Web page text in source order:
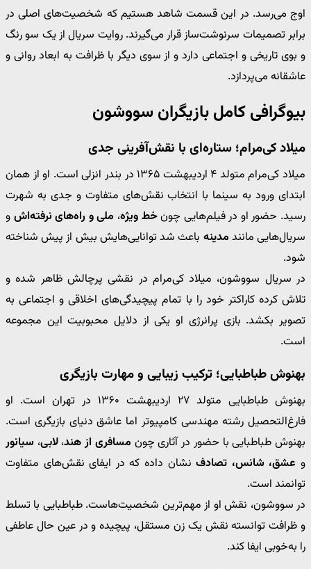
اوج می‌رسد. در این قسمت شاهد هستیم که شخصیت‌های اصلی در
برابر تصمیمات سرنوشت‌ساز قرار می‌گیرند. روایت سریال از یک سو رنگ
و بوی تاریخی و اجتماعی دارد و از سوی دیگر با ظرافت به ابعاد روانی و
عاشقانه می‌پردازد.
بیوگرافی کامل بازیگران سووشون
میلاد کی‌مرام؛ ستاره‌ای با نقش‌آفرینی جدی
میلاد کی‌مرام متولد ۴ اردیبهشت ۱۳۶۵ در بندر انزلی است. او از همان
ابتدای ورود به سینما با انتخاب نقش‌های متفاوت و جدی به شهرت
رسید. حضور او در فیلم‌هایی چونخط ویژه، ملی و راه‌های نرفته‌اش و
سریال‌هایی مانند مدینه باعث شد توانایی‌هایش بیش از پیش شناخته
شود.
در سریال سووشون، میلاد کی‌مرام در نقشی پرچالش ظاهر شده و
تلاش کرده کاراکتر خود را با تمام پیچیدگی‌های اخلاقی و اجتماعی به
تصویر بکشد. بازی پرانرژی او یکی از دلایل محبوبیت این مجموعه
است.
بهنوش طباطبایی؛ ترکیب زیبایی و مهارت بازیگری
بهنوش طباطبایی متولد ۲۷ اردیبهشت ۱۳۶۰ در تهران است. او
فارغ‌التحصیل رشته مهندسی کامپیوتر اما عاشق دنیای بازیگری است.
بهنوش طباطبایی با حضور در آثاری چون مسافری از هند،لابی، سیانور
و عشق، شانس، تصادفنشان داده که در ایفای نقش‌های متفاوت
توانمند است.
در سووشون، نقش او از مهم‌ترین شخصیت‌هاست. طباطبایی با تسلط
و ظرافت توانسته نقش یک زن مستقل، پیچیده و در عین حال عاطفی
را به‌خوبی ایفا کند.